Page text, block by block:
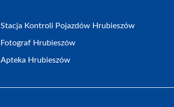
Stacja Kontroli Pojazdów Hrubieszów
Fotograf Hrubieszów
Apteka Hrubieszów